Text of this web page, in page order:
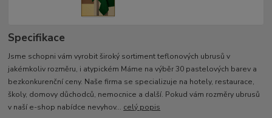
Specifikace
Jsme schopni vám vyrobit široký sortiment teflonových ubrusů v
jakémkoliv rozměru, i atypickém Máme na výběr 30 pastelových barev a
bezkonkurenční ceny. Naše firma se specializuje na hotely, restaurace,
školy, domovy důchodců, nemocnice a další. Pokud vám rozměry ubrusů
v naší e-shop nabídce nevyhov... celý popis